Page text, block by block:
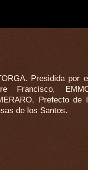
Presidida por
Francisco,
de los Santos.